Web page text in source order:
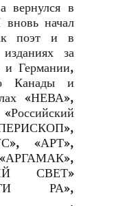
вернулся в
начал
поэт и в
за
Германии,
Канады и
«НЕВА»,
«АРТ»,
СВЕТ»
РА»,